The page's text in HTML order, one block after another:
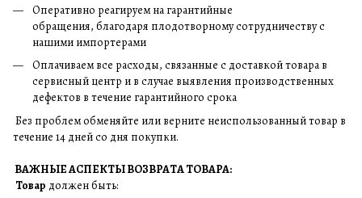
Оперативно реагируем на гарантийные
обращения, благодаря плодотворному сотрудничеству с
нашими импортерами
Оплачиваем все расходы, связанные с доставкой товара в
сервисный центр и в случае выявления производственных
дефектов в течение гарантийного срока
Без проблем обменяйте или верните неиспользованный товар в
течение 14 дней со дня покупки.
ВАЖНЫЕ АСПЕКТЫ ВОЗВРАТА ТОВАРА:
Товар должен быть: